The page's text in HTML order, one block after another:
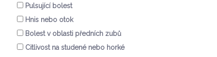
Pulsující bolest
Hnis nebo otok
Bolest v oblasti předních zubů
Citlivost na studené nebo horké